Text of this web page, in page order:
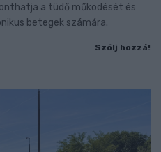
a tüdő működését és
betegek számára.
Szólj hozzá!